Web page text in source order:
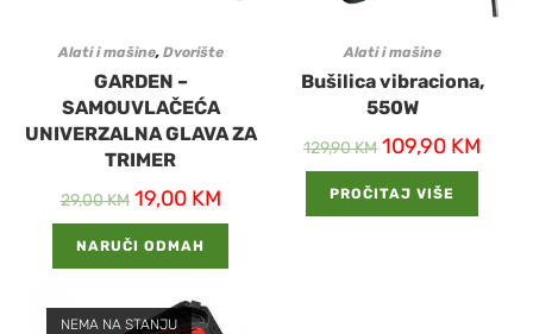
Alati i mašine, Dvorište
GARDEN –
SAMOUVLAČEĆA
UNIVERZALNA GLAVA ZA
TRIMER
29,00KM 19,00 KM
NARUČI ODMAH
Alati i mašine
Bušilica vibraciona,
550W
129,90KM 109,90 KM
PROČITAJ VIŠE
NEMA NA STANJU